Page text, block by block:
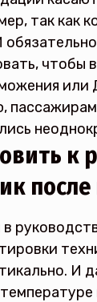
так как
чтобы
или
к
после
И